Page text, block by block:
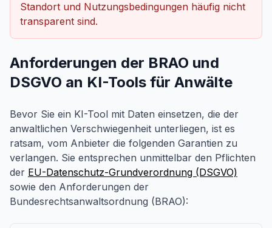
Standort und Nutzungsbedingungen häufig nicht
transparent sind.
Anforderungen der BRAO und
DSGVO an KI-Tools für Anwälte
Bevor Sie ein KI-Tool mit Daten einsetzen, die der
anwaltlichen Verschwiegenheit unterliegen, ist es
ratsam, vom Anbieter die folgenden Garantien zu
verlangen. Sie entsprechen unmittelbar den Pflichten
der EU-Datenschutz-Grundverordnung (DSGVO)
sowie den Anforderungen der
Bundesrechtsanwaltsordnung (BRAO):